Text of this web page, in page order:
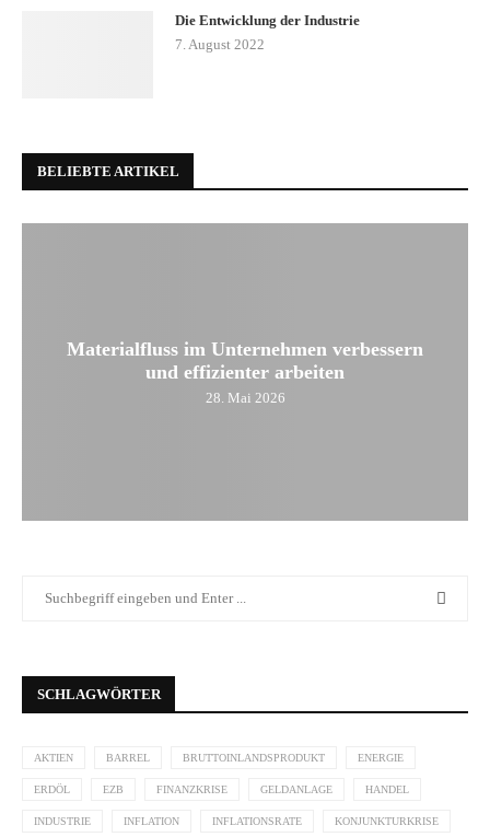
Die Entwicklung der Industrie
7. August 2022
BELIEBTE ARTIKEL
Materialfluss im Unternehmen verbessern
und effizienter arbeiten
28. Mai 2026
SCHLAGWÖRTER
AKTIEN BARREL BRUTTOINLANDSPRODUKT ENERGIE
ERDÖL EZB FINANZKRISE GELDANLAGE HANDEL
INDUSTRIE INFLATION INFLATIONSRATE KONJUNKTURKRISE